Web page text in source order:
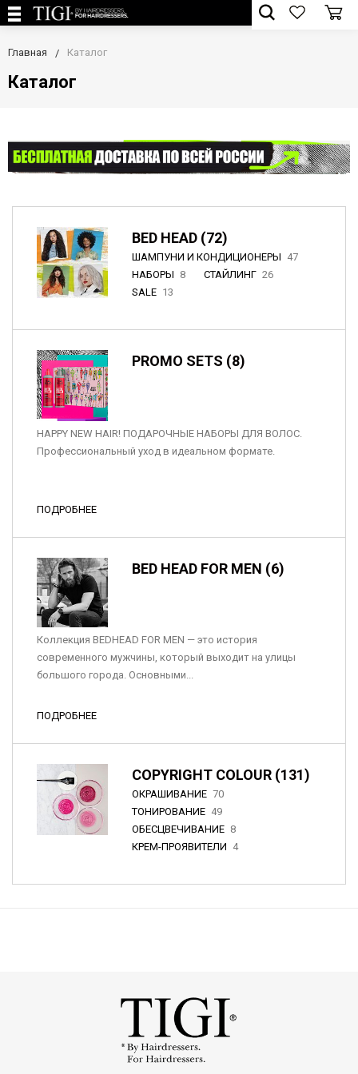
Главная Каталог
Каталог
BED HEAD (72)
ШАМПУНИ И КОНДИЦИОНЕРЫ 47
НАБОРЫ 8 СТАЙЛИНГ 26
SALE 13
PROMO SETS (8)
HAPPY NEW HAIR! ПОДАРОЧНЫЕ НАБОРЫ ДЛЯ ВОЛОС.
Профессиональный уход в идеальном формате.
ПОДРОБНЕЕ
BED HEAD FOR MEN (6)
Коллекция BEDHEAD FOR MEN — это история
современного мужчины, который выходит на улицы
большого города. Основными...
ПОДРОБНЕЕ
COPYRIGHT COLOUR (131)
ОКРАШИВАНИЕ 70
ТОНИРОВАНИЕ 49
ОБЕСЦВЕЧИВАНИЕ 8
КРЕМ-ПРОЯВИТЕЛИ 4